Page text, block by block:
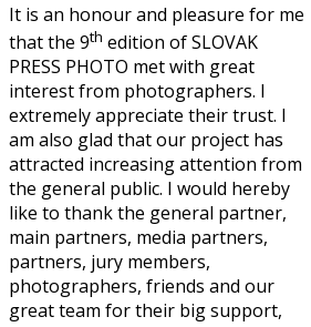
It is an honour and pleasure for me
that the 9th edition of SLOVAK
PRESS PHOTO met with great
interest from photographers. I
extremely appreciate their trust. I
am also glad that our project has
attracted increasing attention from
the general public. I would hereby
like to thank the general partner,
main partners, media partners,
partners, jury members,
photographers, friends and our
great team for their big support,